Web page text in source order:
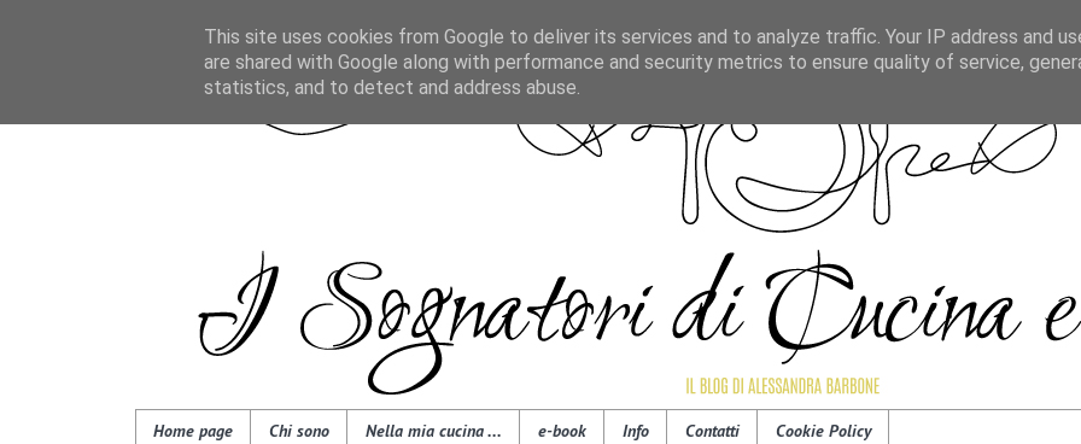
Home page Chi sono Nella mia cucina ... e-book Info Contatti Cookie Policy
This site uses cookies from Google to deliver its services and to analyze traffic. Your IP address and
are shared with Google along with performance and security metrics to ensure quality of service,
statistics, and to detect and address abuse.